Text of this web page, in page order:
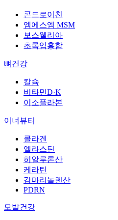
콘드로이친
엠에스엠 MSM
보스웰리아
초록입홍합
뼈건강
칼슘
비타민D·K
이소플라본
이너뷰티
콜라겐
엘라스틴
히알루론산
케라틴
감마리놀렌산
PDRN
모발건강